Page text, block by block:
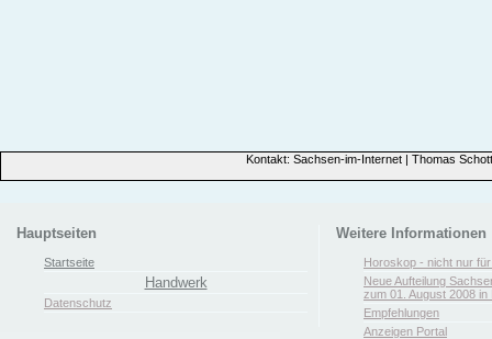
Kontakt: Sachsen-im-Internet | Thomas
Hauptseiten
Startseite
Handwerk
Datenschutz
Weitere Informationen
Horoskop - nicht nur
Neue Aufteilung
zum 01. August 2008 in
Empfehlungen
Anzeigen Portal